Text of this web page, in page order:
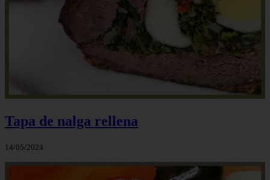
Tapa de nalga rellena
14/05/2024